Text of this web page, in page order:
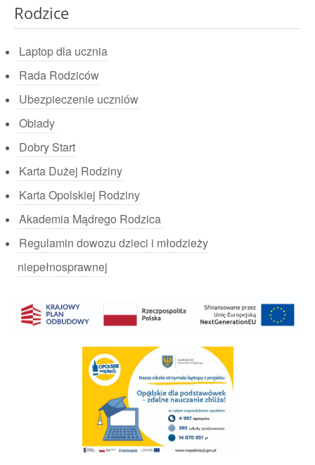
Rodzice
Laptop dla ucznia
Rada Rodziców
Ubezpieczenie uczniów
Obiady
Dobry Start
Karta Dużej Rodziny
Karta Opolskiej Rodziny
Akademia Mądrego Rodzica
Regulamin dowozu dzieci i młodzieży
niepełnosprawnej